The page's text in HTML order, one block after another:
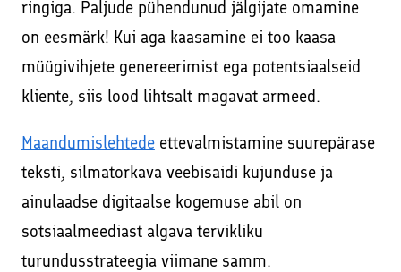
ringiga. Paljude pühendunud jälgijate omamine
on eesmärk! Kui aga kaasamine ei too kaasa
müügivihjete genereerimist ega potentsiaalseid
kliente, siis lood lihtsalt magavat armeed.
Maandumislehtedeettevalmistamine suurepärase
teksti, silmatorkava veebisaidi kujunduse ja
ainulaadse digitaalse kogemuse abil on
sotsiaalmeediast algava tervikliku
turundusstrateegia viimane samm.